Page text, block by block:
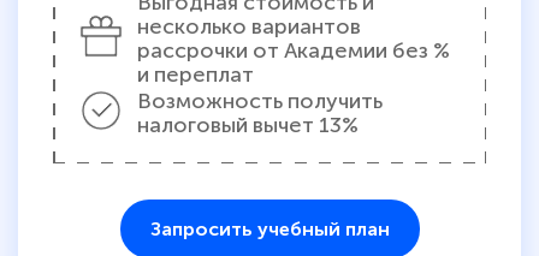
несколько вариантов
рассрочки от Академии без %
и переплат
Возможность получить
налоговый вычет 13%
Запросить учебный план